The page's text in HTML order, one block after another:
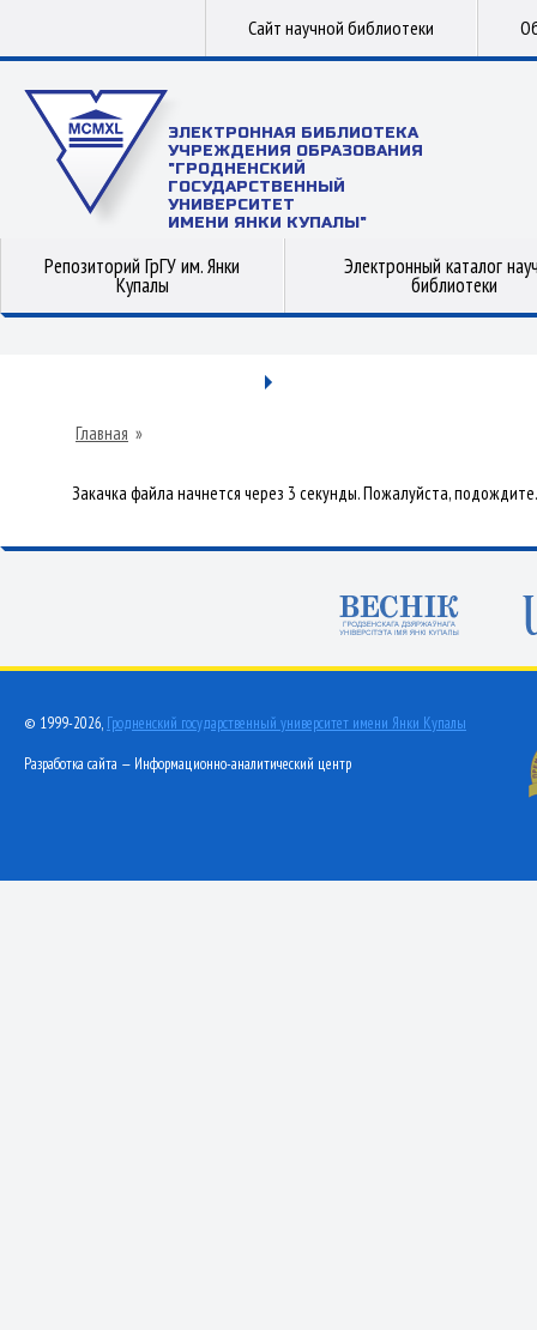
Сайт научной библиотеки
ЭЛЕКТРОННАЯ БИБЛИОТЕКА
УЧРЕЖДЕНИЯ ОБРАЗОВАНИЯ
"ГРОДНЕНСКИЙ
ГОСУДАРСТВЕННЫЙ
УНИВЕРСИТЕТ
ИМЕНИ ЯНКИ КУПАЛЫ"
Репозиторий ГрГУ им. Янки
Купалы
Электронный каталог
библиотеки
Главная »
Закачка файла начнется через 3 секунды. Пожалуйста, подождите.
© 1999-2026, Гродненский государственный университет имени Янки Купалы
Разработка сайта — Информационно-аналитический центр